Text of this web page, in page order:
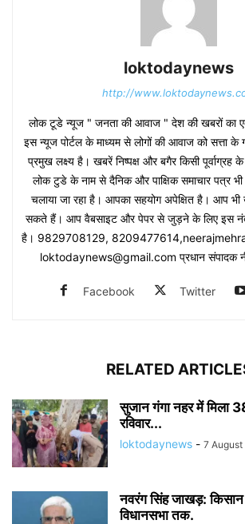
loktodaynews
http://
लोक टूडे न्यूज " जनता की आवाज " देश की खबरों का
इस न्यूज पोर्टल के माध्यम से लोगों की आवाज को सत्ता के
प्रमुख लक्ष्य है। खबरें निष्पक्ष और बगैर किसी पूर्वाग्रह
लोक टुडे के नाम से दैनिक और पाक्षिक समाचार पत्र
चलाया जा रहा है। आपका सहयोग अपेक्षित है। आप
सकते हैं। आप वैबसाइट और पेपर से जुड़ने के लिए इस
है। 9829708129,
loktodaynews@gmail.com प्रधान संपादक
Facebook Twitter
RELATED
सुजान गंगा नहर में मिला
रविवार...
loktodaynews - 7
नवरंग सिंह जाखड़:
विधानसभा तक.